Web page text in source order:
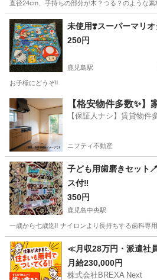
直径24cm、手持ちの部分が木？つる？のような
鹿児島 鹿児島市 谷山駅 食器
未使用❣️スーパーマリオ
250円
鹿児島駅
お子様にどうぞ‼️
鹿児島 鹿児島市 鹿児島駅 生活雑貨
【格安物件多数✨
【保証人ナシ】賃貸物件
ニフティ不動産
子ども用歯磨きセット
ス付‼️
350円
鹿児島中央駅
一歳から七歳迄‼️ ナイロンより長持ちする歯科専
鹿児島 鹿児島市 鹿児島中央駅 生活
≪月収28万円・派遣社
月給230,000円
株式会社BREXA Next